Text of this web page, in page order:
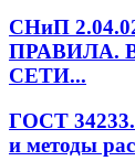
СНиП
ПРАВИЛА.
СЕТИ...
ГОСТ
и методы